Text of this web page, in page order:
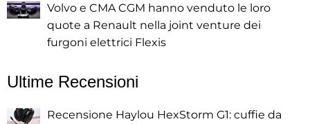
Volvo e CMA CGM hanno venduto le loro
quote a Renault nella joint venture dei
furgoni elettrici Flexis
Ultime Recensioni
Recensione Haylou HexStorm G1: cuffie da